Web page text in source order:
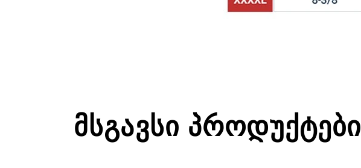
ᲛᲡᲒᲐᲕᲡᲘ ᲞᲠᲝᲓᲣᲥᲢᲔᲑᲘ